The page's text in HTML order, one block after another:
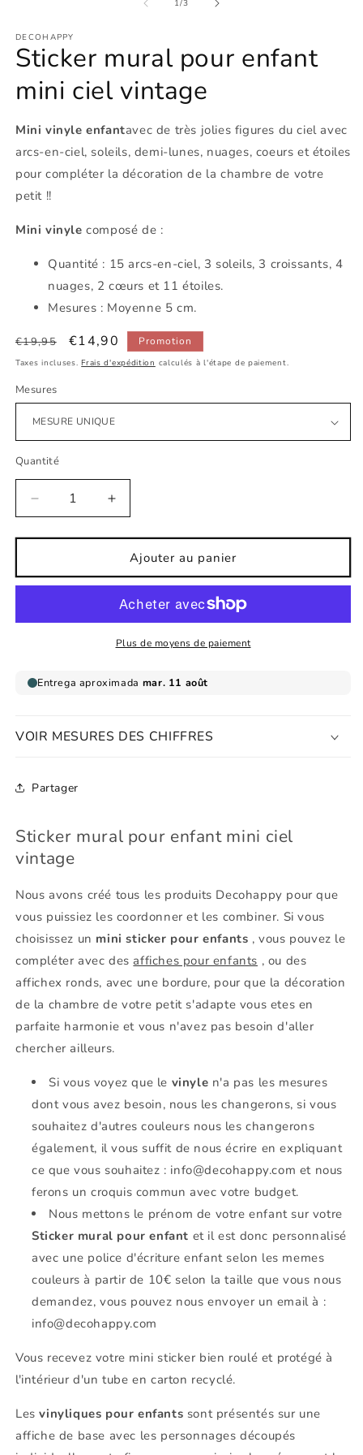
1/de
3
DECOHAPPY
Sticker mural pour enfant
mini ciel vintage
Mini vinyle enfantavec de très jolies figures du ciel avec
arcs-en-ciel, soleils, demi-lunes, nuages, coeurs et étoiles
pour compléter la décoration de la chambre de votre
petit !!
Mini vinyle composé de :
Quantité : 15 arcs-en-ciel, 3 soleils, 3 croissants, 4
nuages, 2 cœurs et 11 étoiles.
Mesures : Moyenne 5 cm.
Prix
habituel
€19,95
Prix
promotionnel
€14,90 Promotion
Taxes incluses.Frais d'expédition calculés à l'étape de paiement.
Mesures
Quantité
Réduire
la
quantité
Sticker
mural
enfant
vintage
Augmenter
la
quantité
Sticker
mural
pour
enfant
mini
vintage
Ajouter au panier
Plus de moyens de paiement
VOIR MESURES DES CHIFFRES
Partager
Sticker mural pour enfant mini ciel
vintage
Nous avons créé tous les produits Decohappy pour que
vous puissiez les coordonner et les combiner. Si vous
choisissez un mini sticker pour enfants , vous pouvez le
compléter avec des affiches pour enfants , ou des
affichex ronds, avec une bordure, pour que la décoration
de la chambre de votre petit s'adapte vous etes en
parfaite harmonie et vous n'avez pas besoin d'aller
chercher ailleurs.
Si vous voyez que le vinyle n'a pas les mesures
dont vous avez besoin, nous les changerons, si vous
souhaitez d'autres couleurs nous les changerons
également, il vous suffit de nous écrire en expliquant
ce que vous souhaitez : info@decohappy.com et nous
ferons un croquis commun avec votre budget.
Nous mettons le prénom de votre enfant sur votre
Sticker mural pour enfant et il est donc personnalisé
avec une police d'écriture enfant selon les memes
couleurs à partir de 10€ selon la taille que vous nous
demandez, vous pouvez nous envoyer un email à :
info@decohappy.com
Vous recevez votre mini sticker bien roulé et protégé à
l'intérieur d'un tube en carton recyclé.
Lesvinyliques pour enfants sont présentés sur une
affiche de base avec les personnages découpés